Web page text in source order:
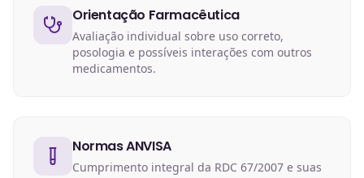
Orientação Farmacêutica
Avaliação individual sobre uso correto,
posologia e possíveis interações com outros
medicamentos.
Normas ANVISA
Cumprimento integral da RDC 67/2007 e suas